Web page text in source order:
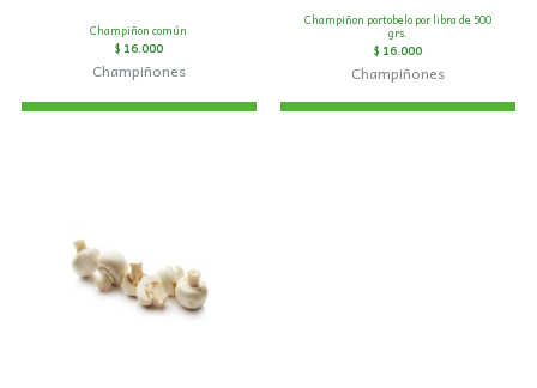
Champiñon común
$ 16.000
Champiñones
Champiñon portobelo por libra de 500
grs.
$ 16.000
Champiñones